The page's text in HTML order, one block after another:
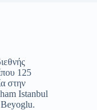
125
στην
Istanbul